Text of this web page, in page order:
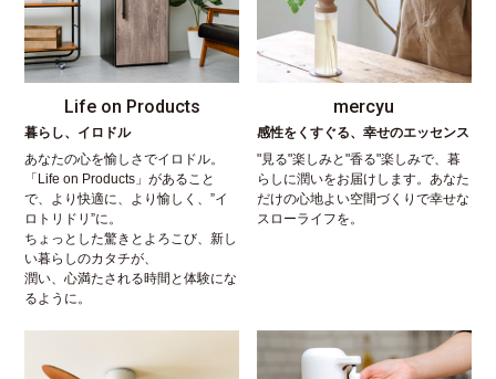
Life on Products
暮らし、イロドル
あなたの心を愉しさでイロドル。
「Life on Products」があること
で、より快適に、より愉しく、”イ
ロトリドリ”に。
ちょっとした驚きとよろこび、新し
い暮らしのカタチが、
潤い、心満たされる時間と体験にな
るように。
mercyu
感性をくすぐる、幸せのエッセンス
"見る"楽しみと"香る"楽しみで、暮
らしに潤いをお届けします。あなた
だけの心地よい空間づくりで幸せな
スローライフを。